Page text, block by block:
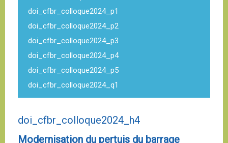
doi_cfbr_colloque2024_p1
doi_cfbr_colloque2024_p2
doi_cfbr_colloque2024_p3
doi_cfbr_colloque2024_p4
doi_cfbr_colloque2024_p5
doi_cfbr_colloque2024_q1
doi_cfbr_colloque2024_h4
Modernisation du pertuis du barrage